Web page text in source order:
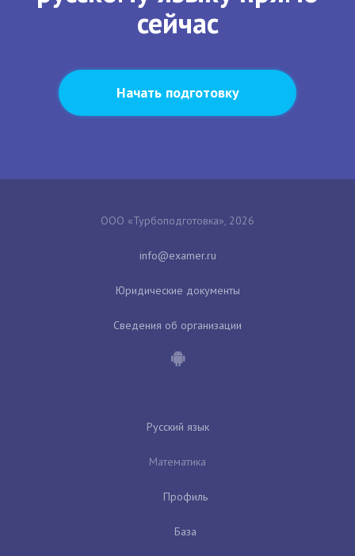
сейчас
Начать подготовку
ООО «Турбоподготовка», 2026
Юридические документы
Сведения об организации
Русский язык
Математика
Профиль
База